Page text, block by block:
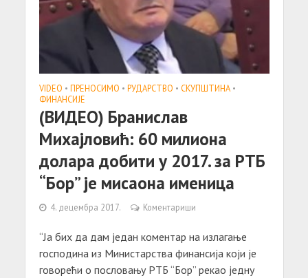
VIDEO • ПРЕНОСИМО • РУДАРСТВО • СКУПШТИНА •
ФИНАНСИЈЕ
(ВИДЕО) Бранислав
Михајловић: 60 милиона
долара добити у 2017. за РТБ
“Бор” је мисаона именица
4. децембра 2017. Коментариши
“Ја бих да дам један коментар на излагање
господина из Министарства финансија који је
говорећи о пословању РТБ “Бор” рекао једну